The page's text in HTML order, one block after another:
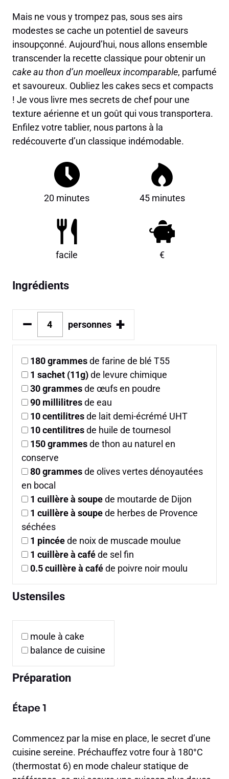
Mais ne vous y trompez pas, sous ses airs
modestes se cache un potentiel de saveurs
insoupçonné. Aujourd’hui, nous allons ensemble
transcender la recette classique pour obtenir un
cake au thon d’un moelleux incomparable, parfumé
et savoureux. Oubliez les cakes secs et compacts
! Je vous livre mes secrets de chef pour une
texture aérienne et un goût qui vous transportera.
Enfilez votre tablier, nous partons à la
redécouverte d’un classique indémodable.
20 minutes 45 minutes
facile €
Ingrédients
– personnes +
180grammesde farine de blé T55
1 sachet (11g)de levure chimique
30grammesde œufs en poudre
90 millilitresde eau
10centilitresde lait demi-écrémé UHT
10centilitresde huile de tournesol
150grammesde thon au naturel en
conserve
80grammesde olives vertes dénoyautées
en bocal
1 cuillère à soupede moutarde de Dijon
1 cuillère à soupede herbes de Provence
séchées
1 pincéede noix de muscade moulue
1 cuillère à caféde sel fin
0.5cuillère à caféde poivre noir moulu
Ustensiles
moule à cake
balance de cuisine
Préparation
Étape 1
Commencez par la mise en place, le secret d’une
cuisine sereine. Préchauffez votre four à 180°C
(thermostat 6) en mode chaleur statique de